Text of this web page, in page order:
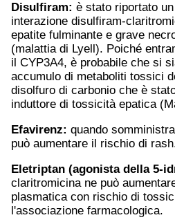
Disulfiram: è stato riportato
interazione disulfiram-
epatite fulminante e grave
(malattia di Lyell). Poiché
il CYP3A4, è probabile che si
accumulo di metaboliti tossici
disolfuro di carbonio che è
induttore di tossicità epatica
Efavirenz: quando
può aumentare il rischio di
Eletriptan (agonista della 5-
claritromicina ne può
plasmatica con rischio di
l'associazione farmacologica.